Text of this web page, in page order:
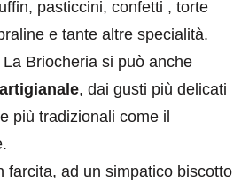
pasticcini, confetti , torte
e tante altre specialità.
La Briocheria si può anche
, dai gusti più delicati
più tradizionali come il
farcita, ad un simpatico biscotto